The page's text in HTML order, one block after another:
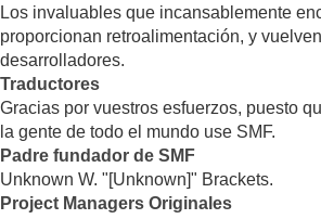
Los invaluables que incansablemente
proporcionan retroalimentación, y
desarrolladores.
Traductores
Gracias por vuestros esfuerzos, puesto
la gente de todo el mundo use SMF.
Padre fundador de SMF
Unknown W. "[Unknown]" Brackets.
Project Managers Originales